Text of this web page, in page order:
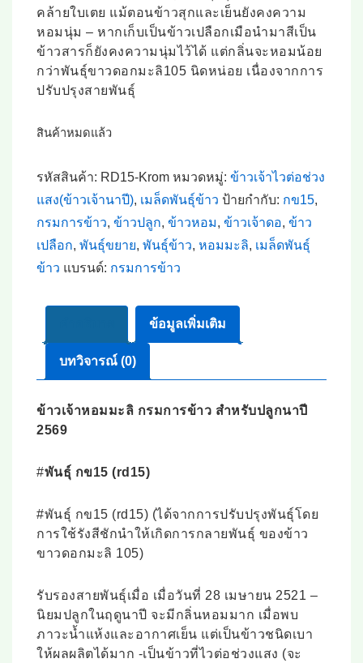
คล้ายใบเตย แม้ตอนข้าวสุกและเย็นยังคงความ
หอมนุ่ม – หากเก็บเป็นข้าวเปลือกเมือนำมาสีเป็น
ข้าวสารก็ยังคงความนุ่มไว้ได้ แต่กลิ่นจะหอมน้อย
กว่าพันธุ์ขาวดอกมะลิ105 นิดหน่อย เนื่องจากการ
ปรับปรุงสายพันธุ์
สินค้าหมดแล้ว
รหัสสินค้า: RD15-Krom หมวดหมู่: ข้าวเจ้าไวต่อช่วง
แสง(ข้าวเจ้านาปี), เมล็ดพันธุ์ข้าว ป้ายกำกับ: กข15,
กรมการข้าว, ข้าวปลูก, ข้าวหอม, ข้าวเจ้าดอ, ข้าว
เปลือก, พันธุ์ขยาย, พันธุ์ข้าว, หอมมะลิ, เมล็ดพันธุ์
ข้าว แบรนด์: กรมการข้าว
ข้อมูลเพิ่มเติม
บทวิจารณ์ (0)
ข้าวเจ้าหอมมะลิ กรมการข้าว สำหรับปลูกนาปี
2569
#พันธุ์ กข15 (rd15)
#พันธุ์ กข15 (rd15) (ได้จากการปรับปรุงพันธุ์โดย
การใช้รังสีชักนำให้เกิดการกลายพันธุ์ ของข้าว
ขาวดอกมะลิ 105)
รับรองสายพันธุ์เมื่อ เมื่อวันที่ 28 เมษายน 2521 –
นิยมปลูกในฤดูนาปี จะมีกลิ่นหอมมาก เมื่อพบ
ภาวะน้ำแห้งและอากาศเย็น แต่เป็นข้าวชนิดเบา
ให้ผลผลิตได้มาก -เป็นข้าวที่ไวต่อช่วงแสง (จะ